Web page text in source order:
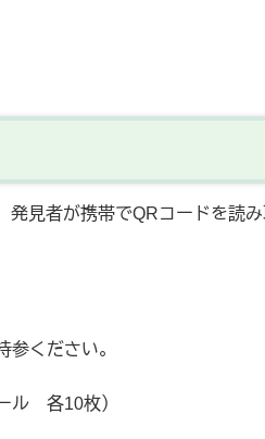
見者が携帯でQRコードを読
ください。
ル 各10枚）